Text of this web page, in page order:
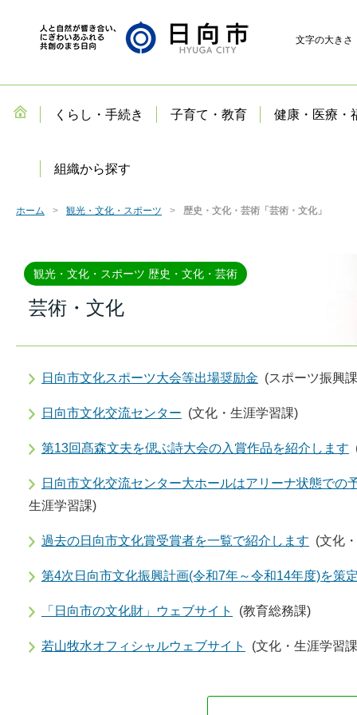
文字の大きさ
くらし・手続き 子育て・教育 健康・医療・
組織から探す
ホーム 観光・文化・スポーツ 歴史・文化・芸術「芸術・文化」
観光・文化・スポーツ 歴史・文化・芸術
芸術・文化
日向市文化スポーツ大会等出場奨励金 (スポーツ振興
日向市文化交流センター (文化・生涯学習課)
第13回髙森文夫を偲ぶ詩大会の入賞作品を紹介します
日向市文化交流センター大ホールはアリーナ状態での
生涯学習課)
過去の日向市文化賞受賞者を一覧で紹介します (文化
第4次日向市文化振興計画(令和7年～令和14年度)を策
「日向市の文化財」ウェブサイト (教育総務課)
若山牧水オフィシャルウェブサイト (文化・生涯学習